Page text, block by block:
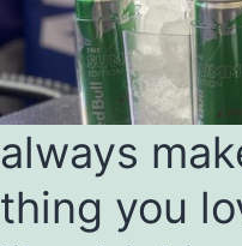
always
thing you